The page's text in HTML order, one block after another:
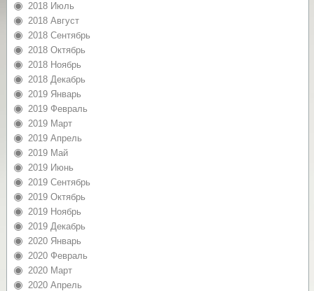
2018 Июль
2018 Август
2018 Сентябрь
2018 Октябрь
2018 Ноябрь
2018 Декабрь
2019 Январь
2019 Февраль
2019 Март
2019 Апрель
2019 Май
2019 Июнь
2019 Сентябрь
2019 Октябрь
2019 Ноябрь
2019 Декабрь
2020 Январь
2020 Февраль
2020 Март
2020 Апрель